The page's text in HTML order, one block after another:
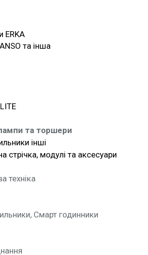
ERKA
та інша
та торшери
інші
стрічка, модулі та аксесуари
техніка
Смарт годинники